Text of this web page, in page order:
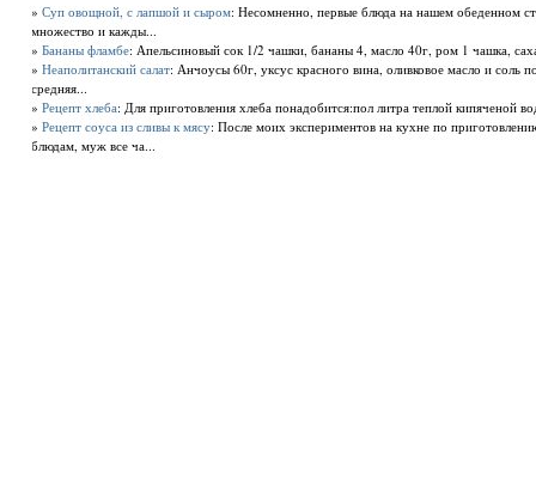
»Суп овощной, с лапшой и сыром: Несомненно, первые блюда на нашем обеденном
множество и кажды...
»Бананы фламбе: Апельсиновый сок 1/2 чашки, бананы 4, масло 40г, ром 1 чашка,
»Неаполитанский салат: Анчоусы 60г, уксус красного вина, оливковое масло и соль
средняя...
»Рецепт хлеба: Для приготовления хлеба понадобится:пол литра теплой кипяченой
»Рецепт соуса из сливы к мясу: После моих экспериментов на кухне по
блюдам, муж все ча...